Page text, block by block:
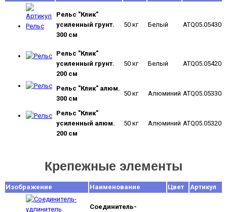
Рельс "Клик"
усиленный грунт.
300 см
50 кг Белый ATQ05.05430
Рельс "Клик"
усиленный грунт.
200 см
50 кг Белый ATQ05.05420
Рельс "Клик" алюм.
300 см
50 кг Алюминий ATQ05.05330
Рельс "Клик"
усиленный алюм.
200 см
50 кг Алюминий ATQ05.05320
Крепежные элементы
Изображение Наименование Цвет Артикул
Соединитель-